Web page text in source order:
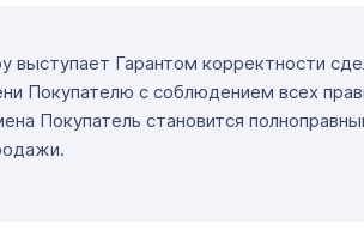
выступает Гарантом корректности
Покупателю с соблюдением всех
Покупатель становится